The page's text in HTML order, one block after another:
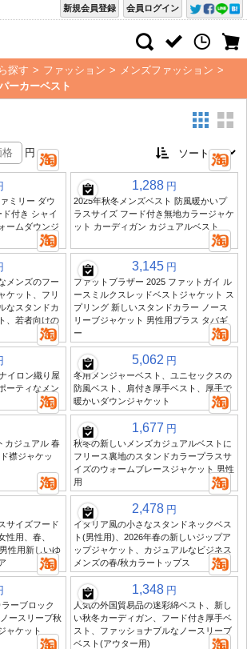
会員ログイン
新規会員登録
探す > ファッション > メンズファッション >
ーカーベスト
円
ミリー ダウ
付き シャイ
ームダウンジ
1,288 円
2025年秋冬メンズベスト 防風暖かいプ
ラスサイズ フード付き無地カラージャケ
ット カーディガン カジュアルベスト
メンズのフー
ケット、フリ
なスタンドカ
、若者向けの
3,145 円
ファットブラザー 2025 ファットガイ ル
ースミルクスレッドベストジャケット ス
プリング 新しいスタンドカラー ノース
リーブジャケット 男性用プラス タバギ
ー
イロン織り屋
ーティなメン
5,062 円
冬用メンジャーベスト、ユニセックスの
防風ベスト、肩付き厚手ベスト、厚手で
暖かいダウンジャケット
カジュアル 春
襟ジャケッ
1,677 円
秋冬の新しいメンズカジュアルベストに
フリース裏地のスタンドカラープラスサ
イズのウォームブレースジャケット 男性
用
サイズフード
性用、春、
性用新しいゆ
2,478 円
イタリア風の小さなスタンドネックベス
ト(男性用)、2026年春の新しいジップア
ップジャケット、カジュアルなビジネス
メンズの春/秋カラートップス
ーブロック
ースリーブ秋
ャケット
1,348 円
人気の外国貿易品の迷彩綿ベスト、新し
い秋冬カーディガン、フード付き厚手ベ
スト、ファッショナブルなノースリーブ
ベスト(アウター用)